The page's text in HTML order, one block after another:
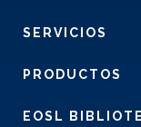
SERVICIOS
PRODUCTOS
EOSL